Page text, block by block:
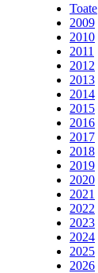
Toate
2009
2010
2011
2012
2013
2014
2015
2016
2017
2018
2019
2020
2021
2022
2023
2024
2025
2026